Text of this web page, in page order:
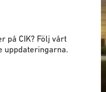
på CIK? Följ vårt
uppdateringarna.